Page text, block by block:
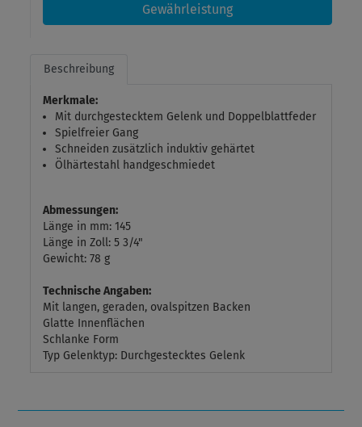
Gewährleistung
Beschreibung
Merkmale:
Mit durchgestecktem Gelenk und Doppelblattfeder
Spielfreier Gang
Schneiden zusätzlich induktiv gehärtet
Ölhärtestahl handgeschmiedet
Abmessungen:
Länge in mm: 145
Länge in Zoll: 5 3/4"
Gewicht: 78 g
Technische Angaben:
Mit langen, geraden, ovalspitzen Backen
Glatte Innenflächen
Schlanke Form
Typ Gelenktyp: Durchgestecktes Gelenk